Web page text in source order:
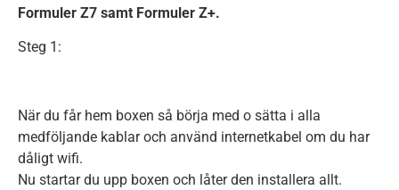
Formuler Z7 samt Formuler Z+.
Steg 1:
När du får hem boxen så börja med o sätta i alla
medföljande kablar och använd internetkabel om du har
dåligt wifi.
Nu startar du upp boxen och låter den installera allt.